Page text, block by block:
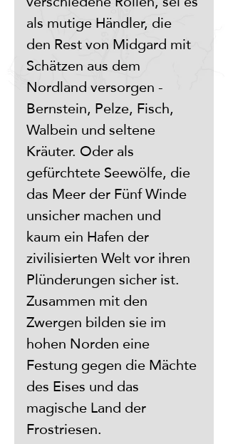
als mutige Händler, die
den Rest von Midgard mit
Schätzen aus dem
Nordland versorgen -
Bernstein, Pelze, Fisch,
Walbein und seltene
Kräuter. Oder als
gefürchtete Seewölfe, die
das Meer der Fünf Winde
unsicher machen und
kaum ein Hafen der
zivilisierten Welt vor ihren
Plünderungen sicher ist.
Zusammen mit den
Zwergen bilden sie im
hohen Norden eine
Festung gegen die Mächte
des Eises und das
magische Land der
Frostriesen.